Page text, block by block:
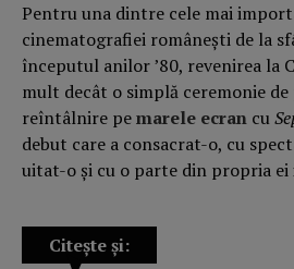
Pentru una dintre cele mai
cinematografiei românești de la
începutul anilor ’80, revenirea la
mult decât o simplă ceremonie
reîntâlnire pemarele ecran cu
debut care a consacrat-o, cu
uitat-o și cu o parte din propria ei
Citește și: